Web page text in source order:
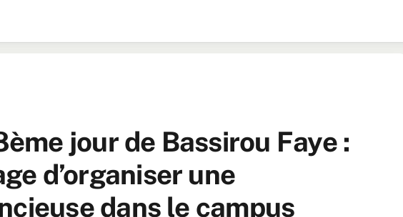
jour de Bassirou Faye :
d’organiser une
dans le campus